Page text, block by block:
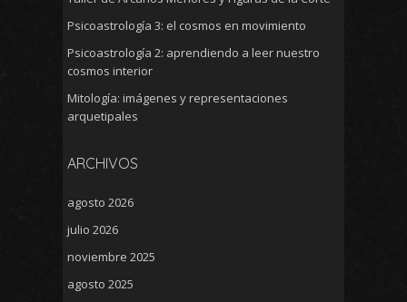
Psicoastrología 3: el cosmos en movimiento
Psicoastrología 2: aprendiendo a leer nuestro
cosmos interior
Mitología: imágenes y representaciones
arquetipales
ARCHIVOS
agosto 2026
julio 2026
noviembre 2025
agosto 2025